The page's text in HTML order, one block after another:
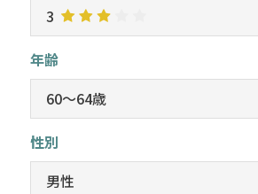
3
年齢
60～64歳
性別
男性